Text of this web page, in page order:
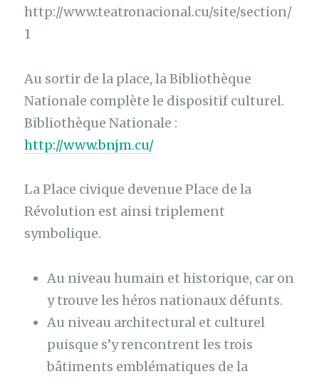
http://www.teatronacional.cu/site/section/
1
Au sortir de la place, la Bibliothèque
Nationale complète le dispositif culturel.
Bibliothèque Nationale :
http://www.bnjm.cu/
La Place civique devenue Place de la
Révolution est ainsi triplement
symbolique.
Au niveau humain et historique, car on
y trouve les héros nationaux défunts.
Au niveau architectural et culturel
puisque s’y rencontrent les trois
bâtiments emblématiques de la